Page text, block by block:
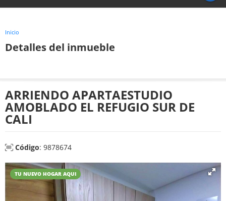
Inicio
Detalles del inmueble
ARRIENDO APARTAESTUDIO
AMOBLADO EL REFUGIO SUR DE
CALI
Código: 9878674
TU NUEVO HOGAR AQUI